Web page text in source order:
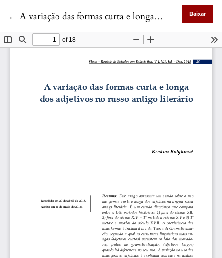
←Voltar aos Detalhes do Artigo
A variação das formas curta e longa dos adjetivos no russo antigo literário Baixar